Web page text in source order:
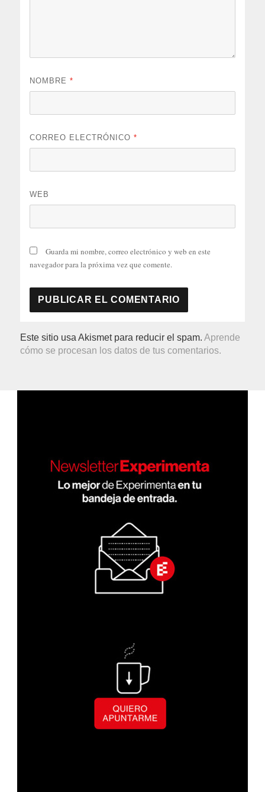
NOMBRE*
CORREO ELECTRÓNICO*
WEB
Guarda mi nombre, correo electrónico y web en este
navegador para la próxima vez que comente.
Este sitio usa Akismet para reducir el spam.Aprende
cómo se procesan los datos de tus comentarios.